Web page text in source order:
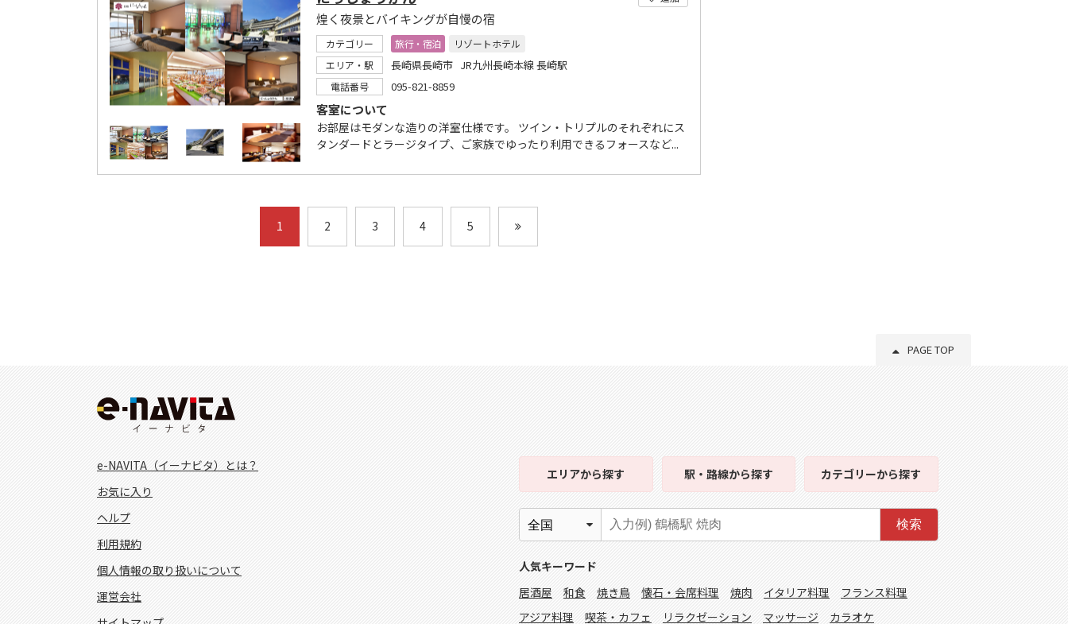
煌く夜景とバイキングが自慢の宿
カテゴリー 旅行・宿泊
リゾートホテル
エリア・駅
長崎県長崎市 JR九州長崎本線 長崎駅
電話番号 095-821-8859
客室について
お部屋はモダンな造りの洋室仕様です。 ツイン・トリプルのそれぞれにス
タンダードとラージタイプ、ご家族でゆったり利用できるフォースなど...
1 2 3 4 5
PAGE TOP
e-NAVITA（イーナビタ）とは？
お気に入り
ヘルプ
利用規約
個人情報の取り扱いについて
運営会社
エリアから探す 駅・路線から探す カテゴリーから探す
検索
人気キーワード
居酒屋
和食 焼き鳥 懐石・会席料理 焼肉 イタリア料理
フランス料理
アジア料理
喫茶・カフェ リラクゼーション マッサージ カラオケ